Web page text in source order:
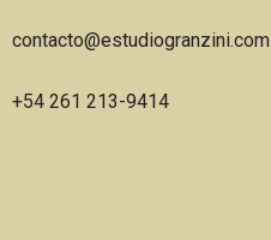
contacto@estudiogranzini.com
+54 261 213-9414